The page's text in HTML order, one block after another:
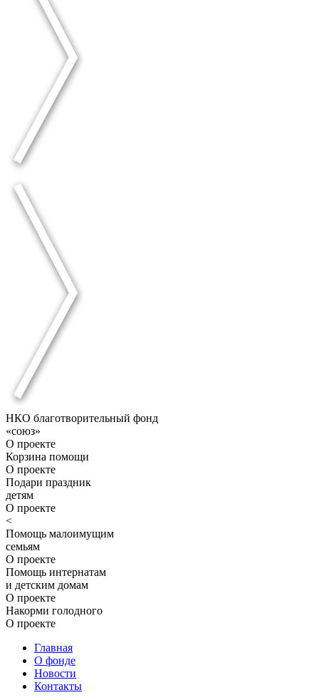
НКО благотворительный фонд
«союз»
О проекте
Корзина помощи
О проекте
Подари праздник
детям
О проекте
<
Помощь малоимущим
семьям
О проекте
Помощь интернатам
и детским домам
О проекте
Накорми голодного
О проекте
Главная
О фонде
Новости
Контакты